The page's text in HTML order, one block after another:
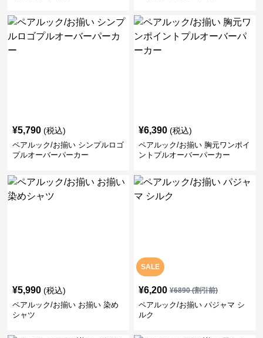
¥5,790 (税込)
ペアルック/お揃い シンプルロゴ
プルオーバーパーカー
¥6,390 (税込)
ペアルック/お揃い 胸元ワンポイ
ントプルオーバーパーカー
¥5,990 (税込)
ペアルック/お揃い お揃い 染め
シャツ
SALE
¥6,200 ¥6890(割引前)
ペアルック/お揃い パジャマ シ
ルク